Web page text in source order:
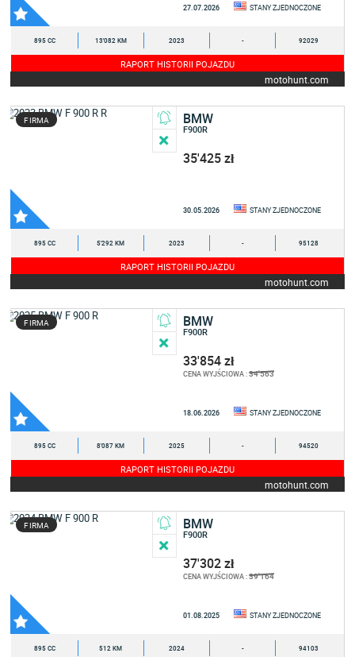
27.07.2026 STANY ZJEDNOCZONE
895 CC 13'082 KM 2023 - 92029
RAPORT HISTORII POJAZDU
motohunt.com
FIRMA BMW
F900R
35'425 zł
30.05.2026 STANY ZJEDNOCZONE
895 CC 5'292 KM 2023 - 95128
RAPORT HISTORII POJAZDU
motohunt.com
FIRMA BMW
F900R
33'854 zł
CENA WYJŚCIOWA :34'563
18.06.2026 STANY ZJEDNOCZONE
895 CC 8'087 KM 2025 - 94520
RAPORT HISTORII POJAZDU
motohunt.com
FIRMA BMW
F900R
37'302 zł
CENA WYJŚCIOWA :39'164
01.08.2025 STANY ZJEDNOCZONE
895 CC 512 KM 2024 - 94103